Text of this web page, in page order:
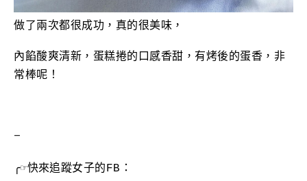
做了兩次都很成功，真的很美味，
內餡酸爽清新，蛋糕捲的口感香甜，有烤後的蛋香，非
常棒呢！
–
╭☞快來追蹤女子的FB：